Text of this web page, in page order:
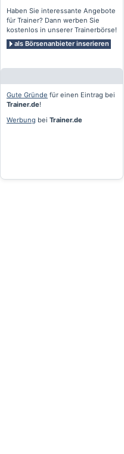
Haben Sie interessante Angebote
für Trainer? Dann werben Sie
kostenlos in unserer Trainerbörse!
als Börsenanbieter inserieren
Gute Gründe für einen Eintrag bei
Trainer.de!
Werbung bei Trainer.de